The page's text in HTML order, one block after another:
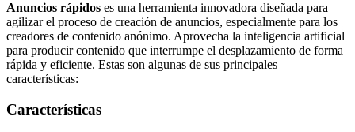
Anuncios rápidos es una herramienta innovadora diseñada para
agilizar el proceso de creación de anuncios, especialmente para los
creadores de contenido anónimo. Aprovecha la inteligencia artificial
para producir contenido que interrumpe el desplazamiento de forma
rápida y eficiente. Estas son algunas de sus principales
características:
Características